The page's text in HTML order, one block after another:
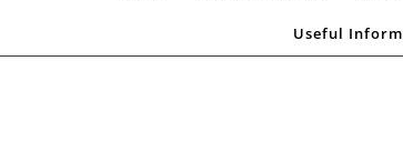
Useful